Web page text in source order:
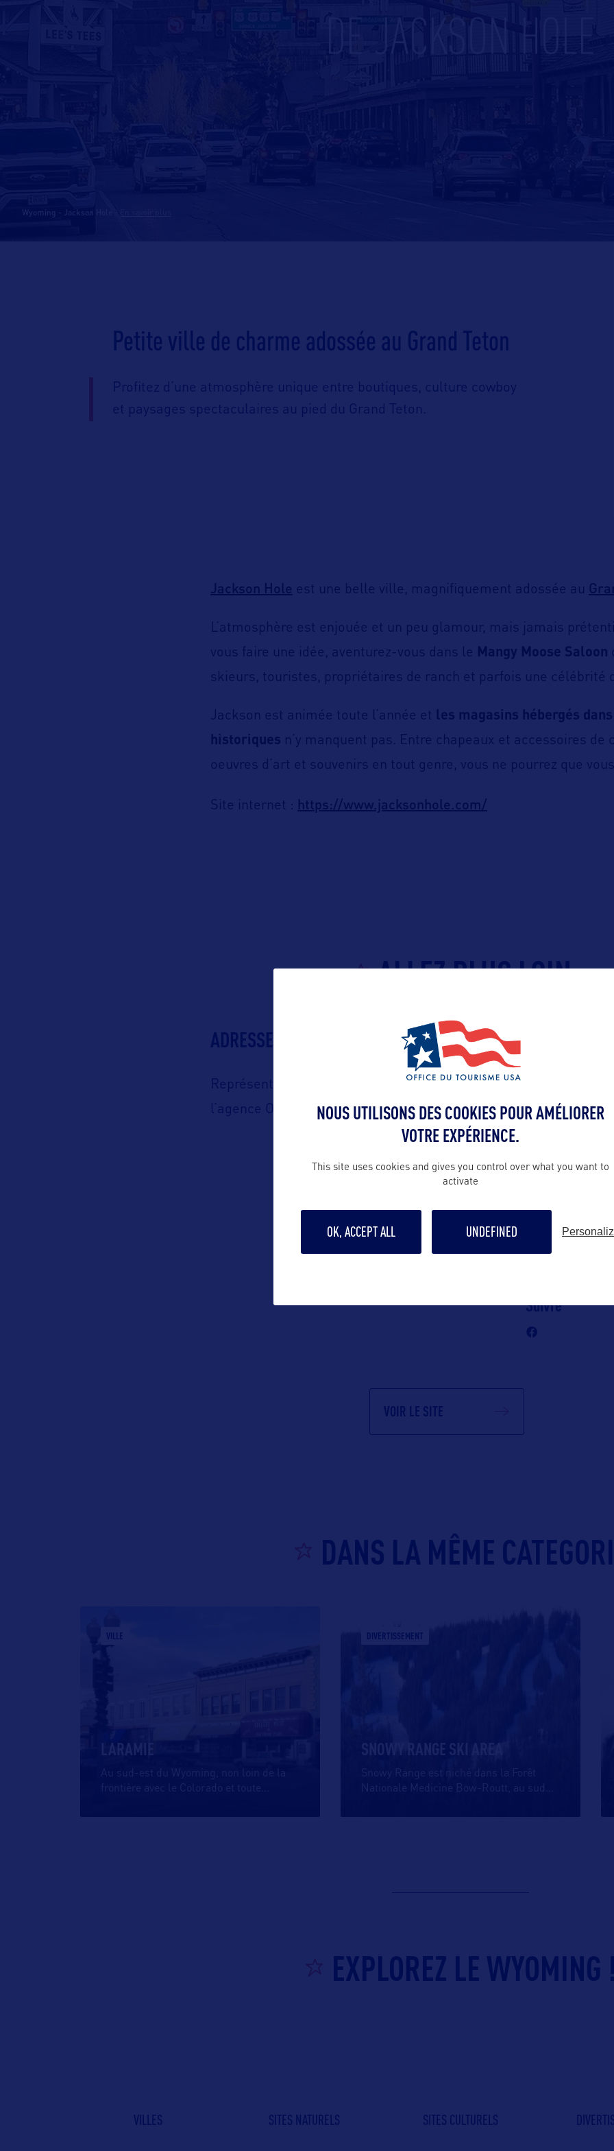
DE JACKSON HOLE
Wyoming - Jackson Hole
Petite ville de charme adossée au Grand Teton
Profitez d’une atmosphère unique entre boutiques, culture cowboy
et paysages spectaculaires au pied du Grand Teton.
Jackson Hole est une belle ville, magnifiquement adossée au
L’atmosphère est enjouée et un peu glamour, mais jamais
vous faire une idée, aventurez-vous dans le Mangy Moose Saloon
skieurs, touristes, propriétaires de ranch et parfois une célébrité
Jackson est animée toute l’année et les magasins hébergés
historiques n’y manquent pas. Entre chapeaux et accessoires de
oeuvres d’art et souvenirs en tout genre, vous ne pourrez que
Site internet : https://www.jacksonhole.com/
ALLEZ PLUS LOIN
ADRESSES
Représenté en France par
l’agence Orkestra Tourism
tourism.com
Contact grand
tourism.com
Suivre
VOIR LE SITE
DANS LA MÊME
VILLE
LARAMIE
Au sud-est du Wyoming, non loin de la
DIVERTISSEMENT
SNOWY RANGE SKI AREA
Snowy Range est niché dans la Forêt
Nationale Medicine Bow-Routt, au sud
EXPLOREZ LE WYOMING !
VILLES SITES NATURELS SITES CULTURELS
NOUS UTILISONS DES COOKIES POUR AMÉLIORER
VOTRE EXPÉRIENCE.
This site uses cookies and gives you control over what you want to
activate
OK, ACCEPT ALL UNDEFINED